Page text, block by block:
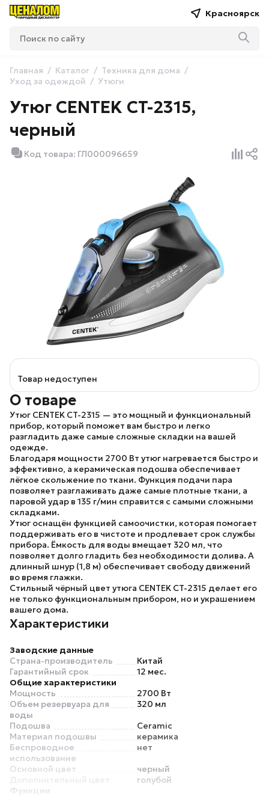
Красноярск
Главная Каталог
Техника для дома
Уход за одеждой
Утюги
Утюг CENTEK CT-2315,
черный
Код товара: ГЛ000096659
Товар недоступен
О товаре
Утюг CENTEK CT-2315 — это мощный и функциональный
прибор, который поможет вам быстро и легко
разгладить даже самые сложные складки на вашей
одежде.
Благодаря мощности 2700 Вт утюг нагревается быстро и
эффективно, а керамическая подошва обеспечивает
лёгкое скольжение по ткани. Функция подачи пара
позволяет разглаживать даже самые плотные ткани, а
паровой удар в 135 г/мин справится с самыми сложными
складками.
Утюг оснащён функцией самоочистки, которая помогает
поддерживать его в чистоте и продлевает срок службы
прибора. Ёмкость для воды вмещает 320 мл, что
позволяет долго гладить без необходимости долива. А
длинный шнур (1,8 м) обеспечивает свободу движений
во время глажки.
Стильный чёрный цвет утюга CENTEK CT-2315 делает его
не только функциональным прибором, но и украшением
вашего дома.
Характеристики
Заводские данные
Страна-производитель
Китай
Гарантийный срок
12 мес.
Общие характеристики
Мощность
2700 Вт
Объем резервуара для
воды
320 мл
Подошва
Ceramic
Материал подошвы
керамика
Беспроводное
использование
нет
Основной цвет
черный
Дополнительный цвет
голубой
Функции